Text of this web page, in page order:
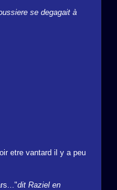
se degagait à
etre vantard il y a peu
dit Raziel en